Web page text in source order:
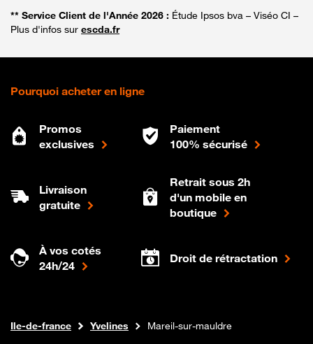
** Service Client de l'Année 2026 : Étude Ipsos bva – Viséo CI –
Plus d'infos sur escda.fr
Pourquoi acheter en ligne
Promos
exclusives
Paiement
100% sécurisé
Livraison
gratuite
Retrait sous 2h
d'un mobile en
boutique
À vos cotés
24h/24
Droit de rétractation
Boutique Orange
Internet fibre
Ile-de-france Yvelines Mareil-sur-mauldre